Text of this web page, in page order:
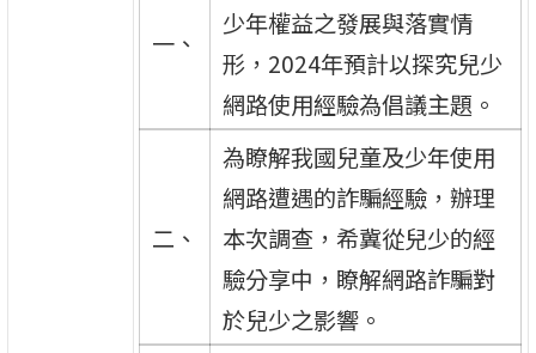
一、
少年權益之發展與落實情
形，2024年預計以探究兒少
網路使用經驗為倡議主題。
二、
為瞭解我國兒童及少年使用
網路遭遇的詐騙經驗，辦理
本次調查，希冀從兒少的經
驗分享中，瞭解網路詐騙對
於兒少之影響。